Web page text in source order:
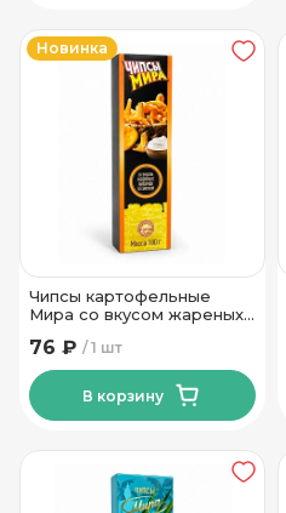
Новинка
Чипсы картофельные
Мира со вкусом жареных
Мира 100 гр
1 шт
76 ₽
В корзину